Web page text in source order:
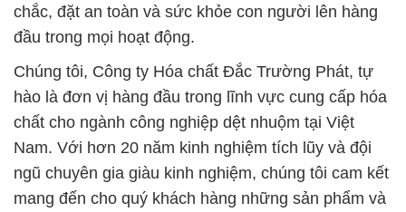
chắc, đặt an toàn và sức khỏe con người lên hàng
đầu trong mọi hoạt động.
Chúng tôi, Công ty Hóa chất Đắc Trường Phát, tự
hào là đơn vị hàng đầu trong lĩnh vực cung cấp hóa
chất cho ngành công nghiệp dệt nhuộm tại Việt
Nam. Với hơn 20 năm kinh nghiệm tích lũy và đội
ngũ chuyên gia giàu kinh nghiệm, chúng tôi cam kết
mang đến cho quý khách hàng những sản phẩm và